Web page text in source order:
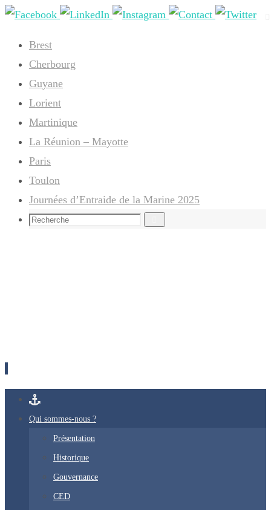
Passer
contenu
Brest
Cherbourg
Guyane
Lorient
Martinique
La Réunion – Mayotte
Paris
Toulon
Journées d’Entraide de la Marine 2025
Search
Passer
vers
Qui sommes-nous ?
Présentation
Historique
Gouvernance
CED